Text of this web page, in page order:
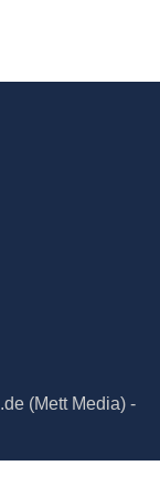
(Mett Media) -